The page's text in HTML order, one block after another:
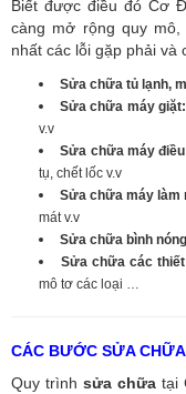
Biết được điều đó Cơ
càng mở rộng quy
nhất các lỗi gặp phải và
Sửa chữa tủ lạnh,
Sửa chữa máy
v.v
Sửa chữa máy
tụ, chết lốc v.v
Sửa chữa máy làm
mát v.v
Sửa chữa bình
Sửa chữa các
mô tơ các loại …
CÁC BƯỚC SỬA
Quy trình sửa chữa tại